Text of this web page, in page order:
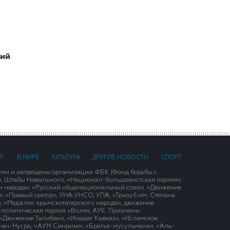
В МИРЕ КУЛЬТУРА ДРУГИЕ НОВОСТИ СПОРТ
и запрещены организации ФБК (Фонд борьбы с
Штабы Навального, «Национал-большевистская партия»,
народа», «Русский общенациональный союз», «Движение
«Правый сектор», УНА-УНСО, УПА, «Тризуб им. Степана
крымскотатарского народа», движение
политическая партия «Воля», АУЕ. Признаны
Талибан», «Имарат Кавказ», «Исламское
ан-Нусра, «АУМ Синрике», «Братья-мусульмане», «Аль-